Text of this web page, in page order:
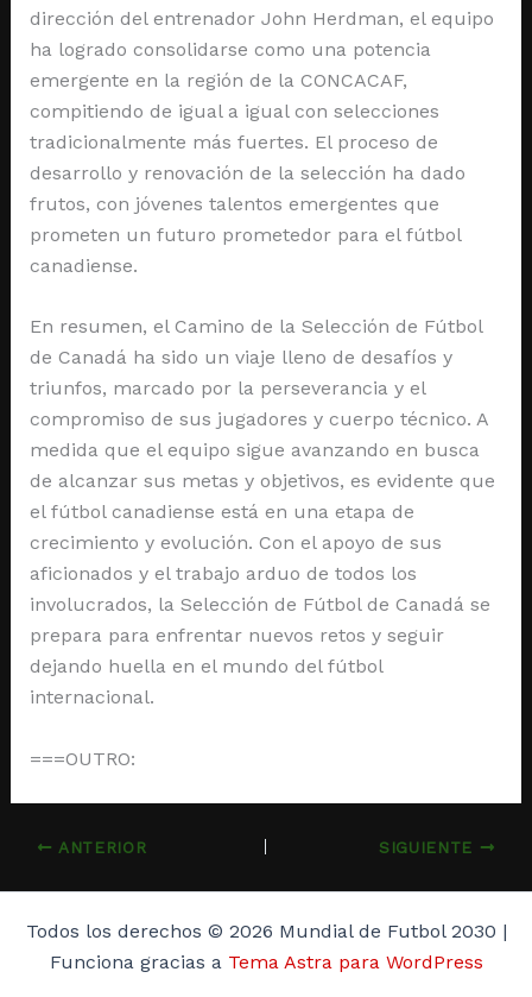
dirección del entrenador John Herdman, el equipo
ha logrado consolidarse como una potencia
emergente en la región de la CONCACAF,
compitiendo de igual a igual con selecciones
tradicionalmente más fuertes. El proceso de
desarrollo y renovación de la selección ha dado
frutos, con jóvenes talentos emergentes que
prometen un futuro prometedor para el fútbol
canadiense.
En resumen, el Camino de la Selección de Fútbol
de Canadá ha sido un viaje lleno de desafíos y
triunfos, marcado por la perseverancia y el
compromiso de sus jugadores y cuerpo técnico. A
medida que el equipo sigue avanzando en busca
de alcanzar sus metas y objetivos, es evidente que
el fútbol canadiense está en una etapa de
crecimiento y evolución. Con el apoyo de sus
aficionados y el trabajo arduo de todos los
involucrados, la Selección de Fútbol de Canadá se
prepara para enfrentar nuevos retos y seguir
dejando huella en el mundo del fútbol
internacional.
===OUTRO:
ANTERIOR SIGUIENTE
Todos los derechos © 2026 Mundial de Futbol 2030 |
Funciona gracias a Tema Astra para WordPress